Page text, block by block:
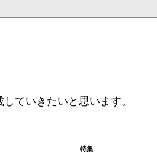
ていきたいと思います。
特集